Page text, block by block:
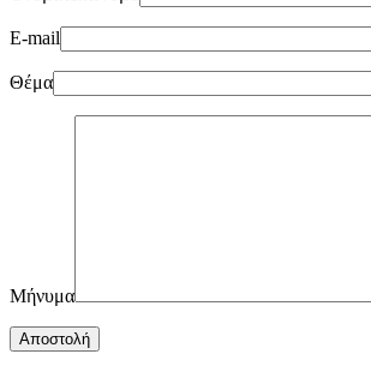
E-mail
Θέμα
Μήνυμα